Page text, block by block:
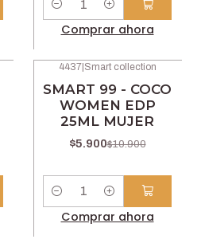
Comprar ahora
4437| Smart collection
SMART 99 - COCO
WOMEN EDP
25ML MUJER
$5.900$10.900
Cantidad
Comprar ahora